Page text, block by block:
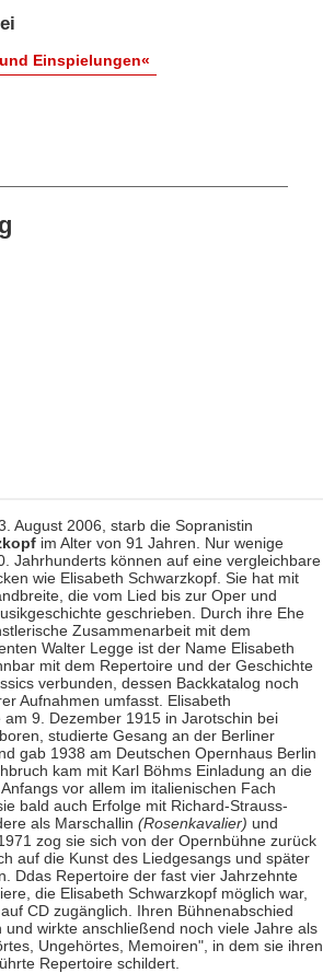
Einspielungen«
August 2006, starb die Sopranistin
im Alter von 91 Jahren. Nur wenige
Jahrhunderts können auf eine vergleichbare
wie Elisabeth Schwarzkopf. Sie hat mit
die vom Lied bis zur Oper und
geschrieben. Durch ihre Ehe
Zusammenarbeit mit dem
Walter Legge ist der Name Elisabeth
mit dem Repertoire und der Geschichte
verbunden, dessen Backkatalog noch
Aufnahmen umfasst. Elisabeth
am 9. Dezember 1915 in Jarotschin bei
studierte Gesang an der Berliner
gab 1938 am Deutschen Opernhaus Berlin
kam mit Karl Böhms Einladung an die
vor allem im italienischen Fach
bald auch Erfolge mit Richard-Strauss-
als Marschallin (Rosenkavalier) und
zog sie sich von der Opernbühne zurück
auf die Kunst des Liedgesangs und später
Ddas Repertoire der fast vier Jahrzehnte
die Elisabeth Schwarzkopf möglich war,
CD zugänglich. Ihren Bühnenabschied
wirkte anschließend noch viele Jahre als
Ungehörtes, Memoiren", in dem sie ihren
Repertoire schildert.